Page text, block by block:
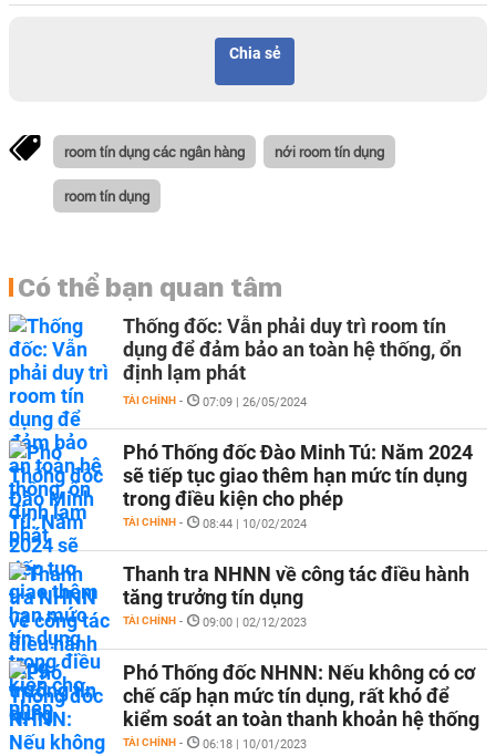
Chia sẻ
room tín dụng các ngân hàng nới room tín dụng
room tín dụng
Có thể bạn quan tâm
Thống đốc: Vẫn phải duy trì room tín
dụng để đảm bảo an toàn hệ thống, ổn
định lạm phát
TÀI CHÍNH - 07:09 | 26/05/2024
Phó Thống đốc Đào Minh Tú: Năm 2024
sẽ tiếp tục giao thêm hạn mức tín dụng
trong điều kiện cho phép
TÀI CHÍNH - 08:44 | 10/02/2024
Thanh tra NHNN về công tác điều hành
tăng trưởng tín dụng
TÀI CHÍNH - 09:00 | 02/12/2023
Phó Thống đốc NHNN: Nếu không có cơ
chế cấp hạn mức tín dụng, rất khó để
kiểm soát an toàn thanh khoản hệ thống
TÀI CHÍNH - 06:18 | 10/01/2023